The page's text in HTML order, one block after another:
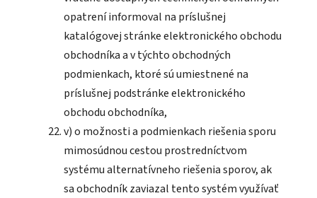
opatrení informoval na príslušnej
katalógovej stránke elektronického obchodu
obchodníka a v týchto obchodných
podmienkach, ktoré sú umiestnené na
príslušnej podstránke elektronického
obchodu obchodníka,
v) o možnosti a podmienkach riešenia sporu
mimosúdnou cestou prostredníctvom
systému alternatívneho riešenia sporov, ak
sa obchodník zaviazal tento systém využívať